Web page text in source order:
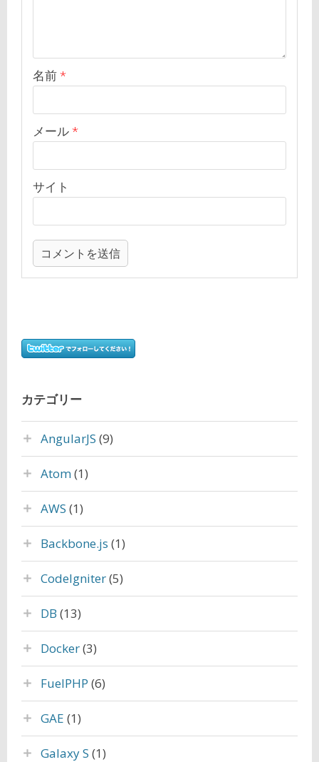
名前*
メール*
サイト
カテゴリー
AngularJS (9)
Atom(1)
AWS (1)
Backbone.js (1)
CodeIgniter(5)
DB (13)
Docker(3)
FuelPHP (6)
GAE (1)
Galaxy S (1)